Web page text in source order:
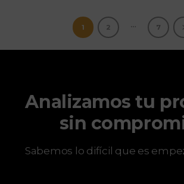
1 2 … 7
Analizamos tu
sin
Sabemos lo difícil que es